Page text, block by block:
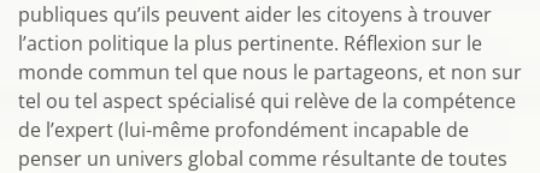
publiques qu’ils peuvent aider les citoyens à trouver
l’action politique la plus pertinente. Réflexion sur le
monde commun tel que nous le partageons, et non sur
tel ou tel aspect spécialisé qui relève de la compétence
de l’expert (lui-même profondément incapable de
penser un univers global comme résultante de toutes